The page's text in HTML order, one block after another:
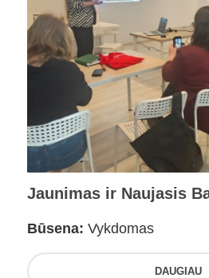
Jaunimas ir Naujasis
Būsena: Vykdomas
DAUGIAU